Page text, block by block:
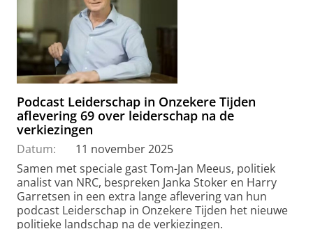
Podcast Leiderschap in Onzekere Tijden
aflevering 69 over leiderschap na de
verkiezingen
Datum:
11 november 2025
Samen met speciale gast Tom-Jan Meeus, politiek
analist van NRC, bespreken Janka Stoker en Harry
Garretsen in een extra lange aflevering van hun
podcast Leiderschap in Onzekere Tijden het nieuwe
politieke landschap na de verkiezingen.